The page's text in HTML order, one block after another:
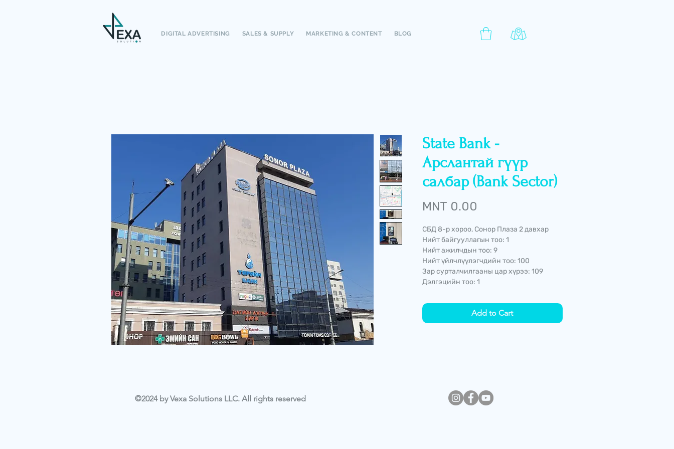
DIGITAL ADVERTISING SALES & SUPPLY MARKETING & CONTENT BLOG
State Bank -
Арслантай гүүр
салбар (Bank Sector)
MNT 0.00
СБД 8-р хороо, Сонор Плаза 2 давхар
Нийт байгууллагын тоо: 1
Нийт ажилчдын тоо: 9
Нийт үйлчлүүлэгчдийн тоо: 100
Зар сурталчилгааны цар хүрээ: 109
Дэлгэцийн тоо: 1
Add to Cart
©2024 by Vexa Solutions LLC. All rights reserved